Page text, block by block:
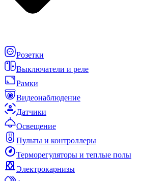
Розетки
Выключатели и реле
Рамки
Видеонаблюдение
Датчики
Освещение
Пульты и контроллеры
Терморегуляторы и теплые полы
Электрокарнизы